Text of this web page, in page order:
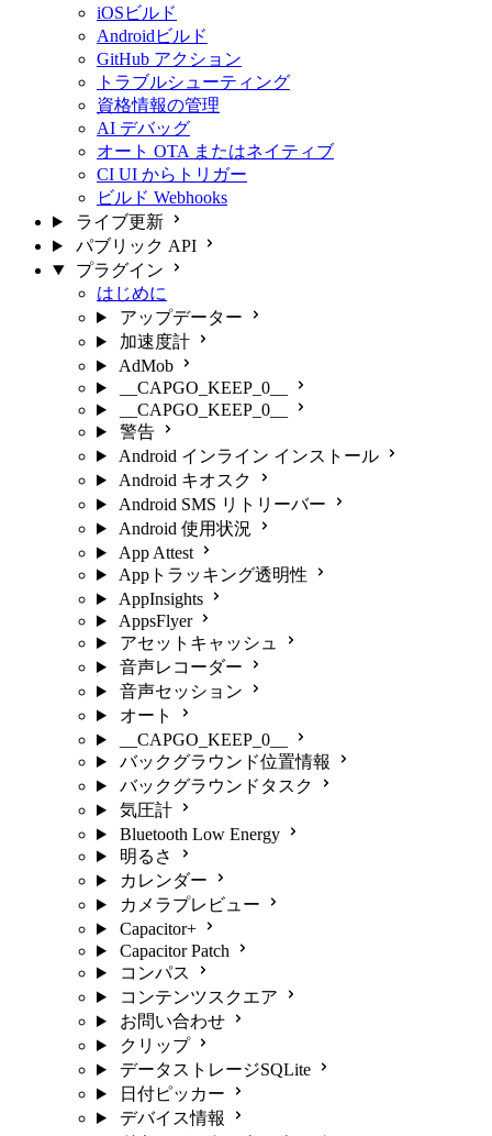
iOSビルド
Androidビルド
GitHub アクション
トラブルシューティング
資格情報の管理
AI デバッグ
オート OTA またはネイティブ
CI UI からトリガー
ビルド Webhooks
ライブ更新
パブリック API
プラグイン
はじめに
アップデーター
加速度計
AdMob
__CAPGO_KEEP_0__
__CAPGO_KEEP_0__
警告
Android インライン インストール
Android キオスク
Android SMS リトリーバー
Android 使用状況
App Attest
Appトラッキング透明性
AppInsights
AppsFlyer
アセットキャッシュ
音声レコーダー
音声セッション
オート
__CAPGO_KEEP_0__
バックグラウンド位置情報
バックグラウンドタスク
気圧計
Bluetooth Low Energy
明るさ
カレンダー
カメラプレビュー
Capacitor+
Capacitor Patch
コンパス
コンテンツスクエア
お問い合わせ
クリップ
データストレージSQLite
日付ピッカー
デバイス情報